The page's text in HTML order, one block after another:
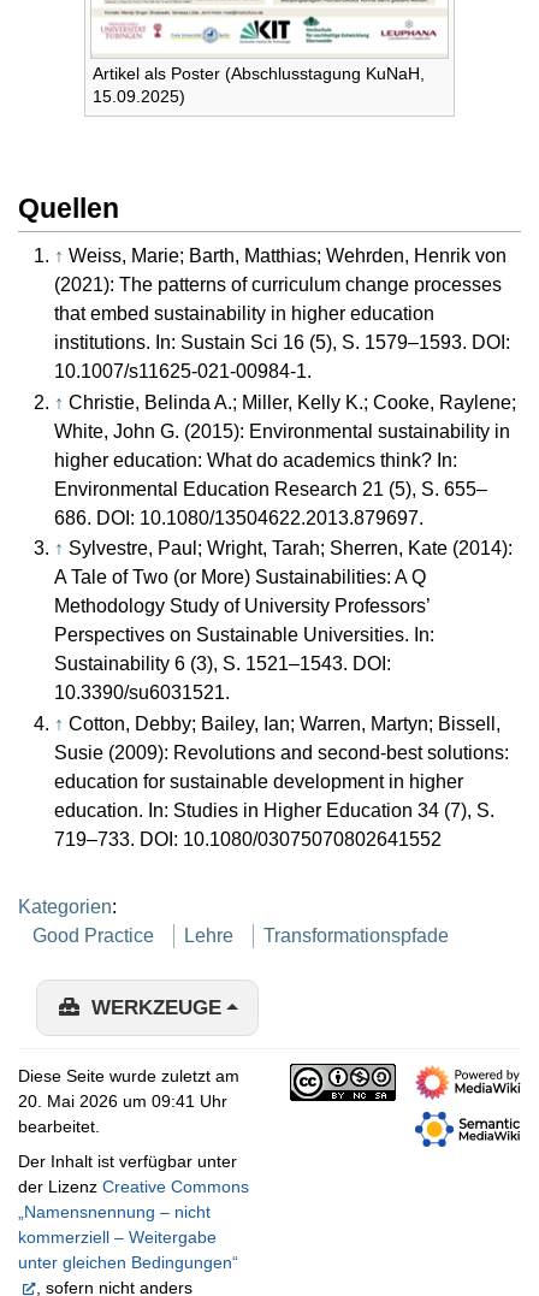
Artikel als Poster (Abschlusstagung KuNaH,
15.09.2025)
Quellen
↑ Weiss, Marie; Barth, Matthias; Wehrden, Henrik von
(2021): The patterns of curriculum change processes
that embed sustainability in higher education
institutions. In: Sustain Sci 16 (5), S. 1579–1593. DOI:
10.1007/s11625-021-00984-1.
↑ Christie, Belinda A.; Miller, Kelly K.; Cooke, Raylene;
White, John G. (2015): Environmental sustainability in
higher education: What do academics think? In:
Environmental Education Research 21 (5), S. 655–
686. DOI: 10.1080/13504622.2013.879697.
↑ Sylvestre, Paul; Wright, Tarah; Sherren, Kate (2014):
A Tale of Two (or More) Sustainabilities: A Q
Methodology Study of University Professors’
Perspectives on Sustainable Universities. In:
Sustainability 6 (3), S. 1521–1543. DOI:
10.3390/su6031521.
↑ Cotton, Debby; Bailey, Ian; Warren, Martyn; Bissell,
Susie (2009): Revolutions and second‐best solutions:
education for sustainable development in higher
education. In: Studies in Higher Education 34 (7), S.
719–733. DOI: 10.1080/03075070802641552
Kategorien:
Good Practice
Lehre Transformationspfade
WERKZEUGE
Diese Seite wurde zuletzt am
20. Mai 2026 um 09:41 Uhr
bearbeitet.
Der Inhalt ist verfügbar unter
der Lizenz Creative Commons
„Namensnennung – nicht
kommerziell – Weitergabe
unter gleichen Bedingungen“
, sofern nicht anders